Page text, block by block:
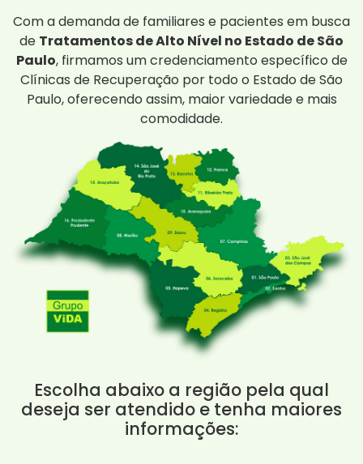
Com a demanda de familiares e pacientes em busca
de Tratamentos de Alto Nível no Estado de São
Paulo, firmamos um credenciamento específico de
Clínicas de Recuperação por todo o Estado de São
Paulo, oferecendo assim, maior variedade e mais
comodidade.
Escolha abaixo a região pela qual
deseja ser atendido e tenha maiores
informações: